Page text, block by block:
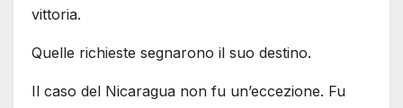
vittoria.
Quelle richieste segnarono il suo destino.
Il caso del Nicaragua non fu un’eccezione. Fu